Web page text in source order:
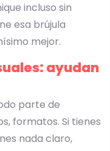
incluso sin
esa brújula
mejor.
ayudan
parte de
formatos. Si tienes
nada claro,